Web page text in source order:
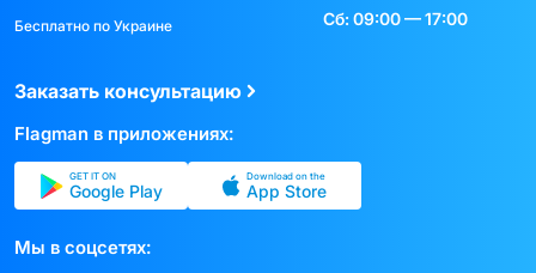
Бесплатно по Украине
Сб: 09:00 — 17:00
Заказать консультацию
Flagman в приложениях:
GET IT ON
Google Play
Download on the
App Store
Мы в соцсетях: